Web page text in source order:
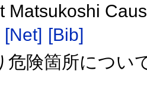
Matsukoshi
[Net] [Bib]
危険箇所につい